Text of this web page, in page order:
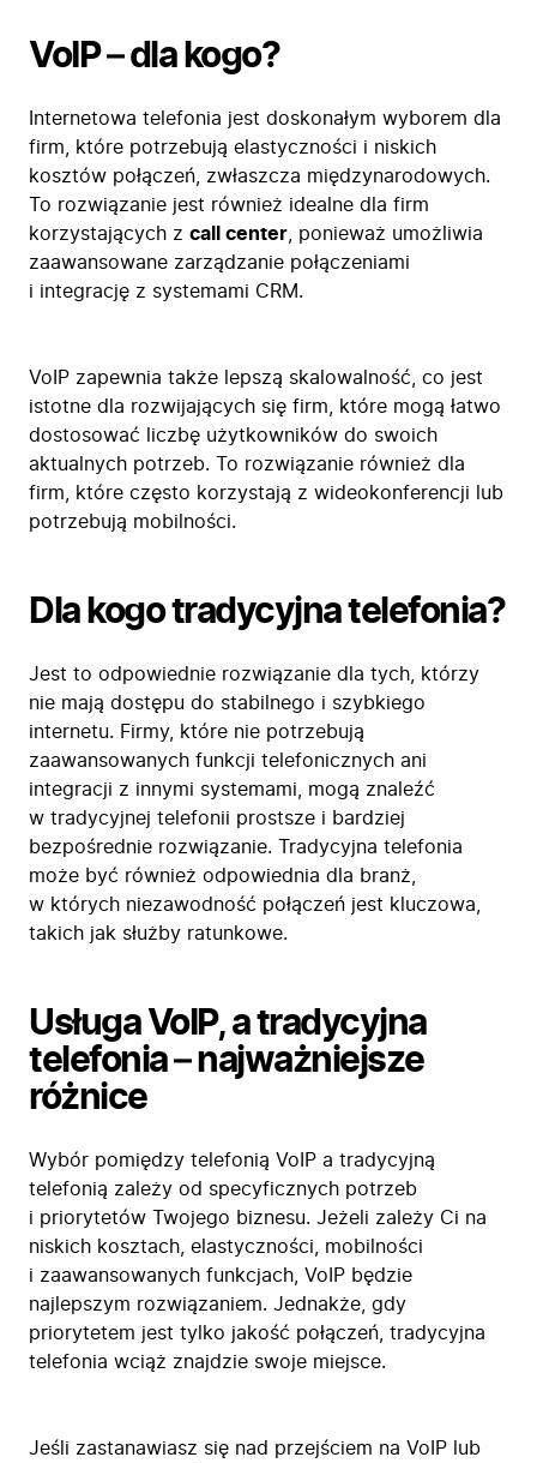
Bezpieczeństwo
Kontakt
VoIP–dla kogo?
Internetowa telefonia jest doskonałym wyborem dla
firm, które potrzebują elastyczności i niskich
kosztów połączeń, zwłaszcza międzynarodowych.
To rozwiązanie jest również idealne dla firm
korzystających z call center , ponieważ umożliwia
zaawansowane zarządzanie połączeniami
i integrację z systemami CRM.
VoIP zapewnia także lepszą skalowalność, co jest
istotne dla rozwijających się firm, które mogą łatwo
dostosować liczbę użytkowników do swoich
aktualnych potrzeb. To rozwiązanie również dla
firm, które często korzystają z wideokonferencji lub
potrzebują mobilności.
Dla kogo tradycyjna telefonia?
Jest to odpowiednie rozwiązanie dla tych, którzy
nie mają dostępu do stabilnego i szybkiego
internetu. Firmy, które nie potrzebują
zaawansowanych funkcji telefonicznych ani
integracji z innymi systemami, mogą znaleźć
w tradycyjnej telefonii prostsze i bardziej
bezpośrednie rozwiązanie. Tradycyjna telefonia
może być również odpowiednia dla branż,
w których niezawodność połączeń jest kluczowa,
takich jak służby ratunkowe.
Usługa VoIP, a tradycyjna
telefonia–najważniejsze
różnice
Wybór pomiędzy telefonią VoIP a tradycyjną
telefonią zależy od specyficznych potrzeb
i priorytetów Twojego biznesu. Jeżeli zależy Ci na
niskich kosztach, elastyczności, mobilności
i zaawansowanych funkcjach, VoIP będzie
najlepszym rozwiązaniem. Jednakże, gdy
priorytetem jest tylko jakość połączeń, tradycyjna
telefonia wciąż znajdzie swoje miejsce.
Jeśli zastanawiasz się nad przejściem na VoIP lub